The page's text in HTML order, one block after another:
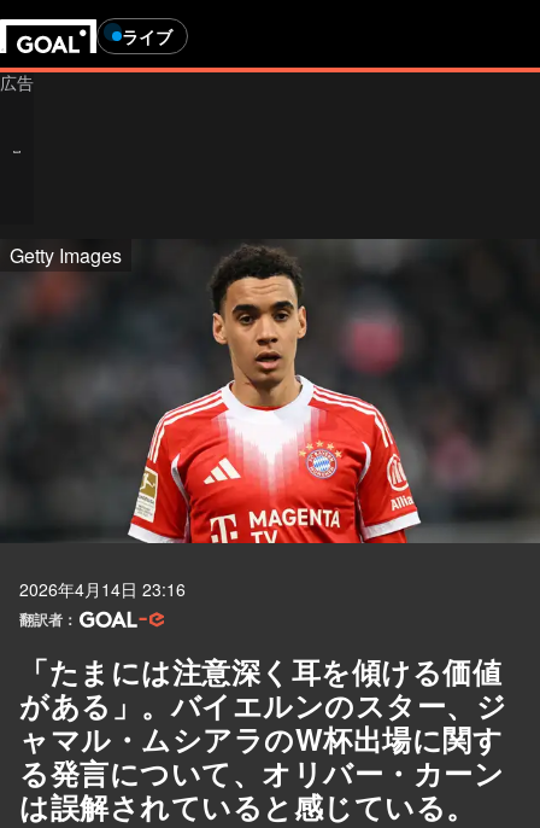
ライブ
Getty Images
2026年4月14日 23:16
翻訳者：
「たまには注意深く耳を傾ける価値
がある」。バイエルンのスター、ジ
ャマル・ムシアラのW杯出場に関す
る発言について、オリバー・カーン
は誤解されていると感じている。